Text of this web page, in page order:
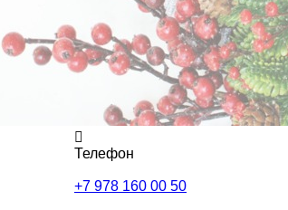
Телефон
+7 978 160 00 50